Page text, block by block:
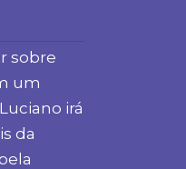
sobre
um
irá
da